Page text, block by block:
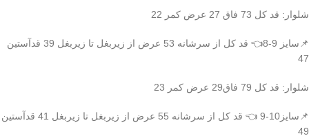
شلوار: قد کل 73 فاق 27 عرض کمر 22
📌سایز 9-8👈 قد کل از سرشانه 53 عرض از زیربغل تا زیربغل 39 قدآستین
47
شلوار: قد کل 79 فاق29 عرض کمر 23
📌سایز10-9 👈 قد کل از سرشانه 55 عرض از زیربغل تا زیربغل 41 قدآستین
49